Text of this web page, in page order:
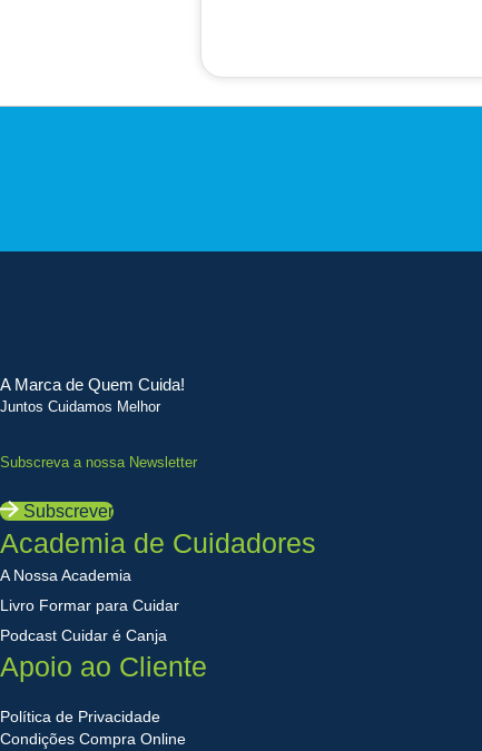
A Marca de Quem Cuida!
Juntos Cuidamos Melhor
Subscreva a nossa Newsletter
Subscrever
Academia de Cuidadores
A Nossa Academia
Livro Formar para Cuidar
Podcast Cuidar é Canja
Apoio ao Cliente
Política de Privacidade
Condições Compra Online